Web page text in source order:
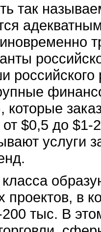
так
которые
от $0,5 до $1-
услуги
проектов, в
тыс. В